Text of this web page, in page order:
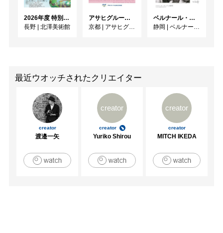
2026年度 特別展「ガレとドーム、アール･ヌーヴォーのガラス 水辺のやすらぎ、海の神秘」
長野 | 北澤美術館
アサヒグループ大山崎山荘美術館 開館30周年記念展「没後100年 クロード・モネ」
京都 | アサヒグループ大山崎山荘美術館
ベルナール・ビュフェと写真 ーカメラがとらえたビュフェとその時代、そして21 世紀へ
静岡 | ベルナール・ビュフェ美術館
最近ウオッチされたクリエイター
creator
渡邉一矢
creator
creator
Yuriko Shirou
creator
creator
MITCH IKEDA